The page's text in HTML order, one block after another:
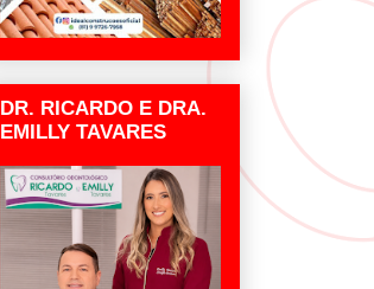
DR. RICARDO E DRA.
EMILLY TAVARES